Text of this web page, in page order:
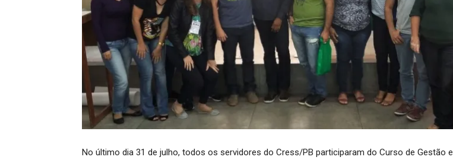
No último dia 31 de julho, todos os servidores do Cress/PB participaram do Curso de Gestão e